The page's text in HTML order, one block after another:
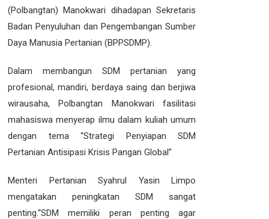
(Polbangtan) Manokwari dihadapan Sekretaris
Badan Penyuluhan dan Pengembangan Sumber
Daya Manusia Pertanian (BPPSDMP).
Dalam membangun SDM pertanian yang
profesional, mandiri, berdaya saing dan berjiwa
wirausaha, Polbangtan Manokwari fasilitasi
mahasiswa menyerap ilmu dalam kuliah umum
dengan tema “Strategi Penyiapan SDM
Pertanian Antisipasi Krisis Pangan Global”
Menteri Pertanian Syahrul Yasin Limpo
mengatakan peningkatan SDM sangat
penting.“SDM memiliki peran penting agar